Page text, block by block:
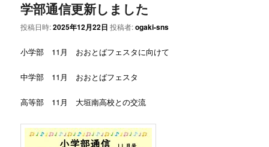
学部通信更新しました
投稿日時:2025年12月22日 投稿者:ogaki-sns
小学部 11月 おおとばフェスタに向けて
中学部 11月 おおとばフェスタ
高等部 11月 大垣南高校との交流